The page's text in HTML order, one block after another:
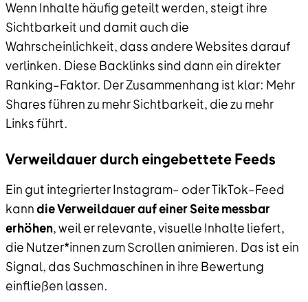
Wenn Inhalte häufig geteilt werden, steigt ihre
Sichtbarkeit und damit auch die
Wahrscheinlichkeit, dass andere Websites darauf
verlinken. Diese Backlinks sind dann ein direkter
Ranking–Faktor. Der Zusammenhang ist klar: Mehr
Shares führen zu mehr Sichtbarkeit, die zu mehr
Links führt.
Verweildauer durch eingebettete Feeds
Ein gut integrierter Instagram– oder TikTok–Feed
kanndie Verweildauer auf einer Seite messbar
erhöhen, weil er relevante, visuelle Inhalte liefert,
die Nutzer*innen zum Scrollen animieren. Das ist ein
Signal, das Suchmaschinen in ihre Bewertung
einfließen lassen.